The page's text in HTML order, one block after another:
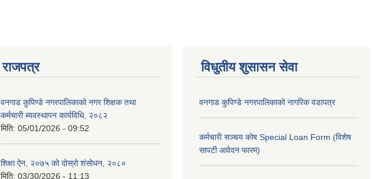
राजपत्र
वनगाड कुपिण्डे नगरपालिकाको नगर शिक्षक तथा
कर्मचारी ब्यवस्थापन कार्यविधि, २०८२
मिति: 05/01/2026 - 09:52
शिक्षा ऐन, २०७५ को दोस्रो शंसोधन, २०८०
मिति: 03/30/2026 - 11:13
विधुतीय शुसासन सेवा
वनगाड कुपिण्डे नगरपालिकाको नागरिक वडापत्र
कर्मचारी सञ्चय कोष Special Loan Form (विशेष
सापटी आवेदन फारम)